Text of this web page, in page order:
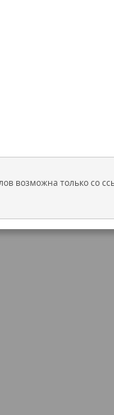
возможна только со